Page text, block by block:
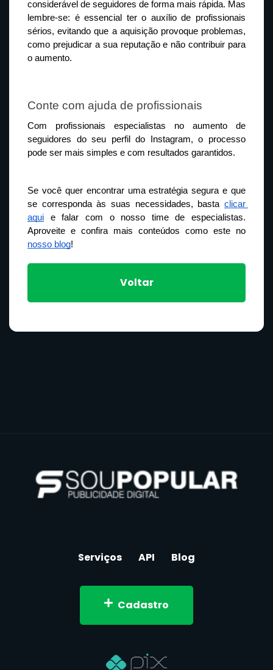
considerável de seguidores de forma mais rápida. Mas
lembre-se: é essencial ter o auxílio de profissionais
sérios, evitando que a aquisição provoque problemas,
como prejudicar a sua reputação e não contribuir para
o aumento.
Conte com ajuda de profissionais
Com profissionais especialistas no aumento de
seguidores do seu perfil do Instagram, o processo
pode ser mais simples e com resultados garantidos.
Se você quer encontrar uma estratégia segura e que
se corresponda às suas necessidades, basta clicar
aqui e falar com o nosso time de especialistas.
nosso blog!
Voltar
Serviços API Blog
Cadastro